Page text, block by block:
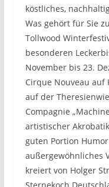
köstliches,
Was gehört für Sie
Tollwood
besonderen
November bis 23.
Cirque Nouveau auf
auf der
Compagnie
artistischer
guten Portion
außergewöhnliches
kreiert von Holger
Sternekoch